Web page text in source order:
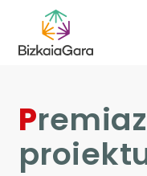
Premiazko